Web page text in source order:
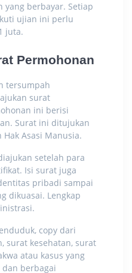
berbayar. Setiap
ujian ini perlu
juta.
Permohonan
tersumpah
surat
ini berisi
Surat ini ditujukan
Asasi Manusia.
setelah para
Isi surat juga
pribadi sampai
dikuasai. Lengkap
copy dari
surat kesehatan, surat
atau kasus yang
berbagai